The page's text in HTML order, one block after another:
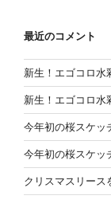
最近のコメント
新生！エゴコロ水
新生！エゴコロ水
今年初の桜スケッ
今年初の桜スケッ
クリスマスリース